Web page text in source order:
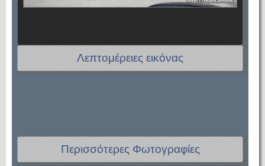
Λεπτομέρειες εικόνας
Περισσότερες Φωτογραφίες